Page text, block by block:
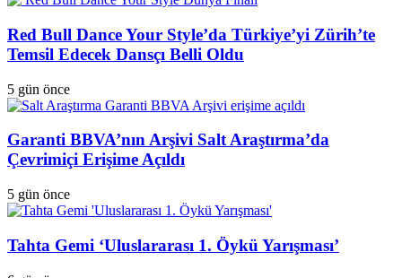
Red Bull Dance Your Style’da Türkiye’yi Zürih’te
Temsil Edecek Dansçı Belli Oldu
5 gün önce
Garanti BBVA’nın Arşivi Salt Araştırma’da
Çevrimiçi Erişime Açıldı
5 gün önce
Tahta Gemi ‘Uluslararası 1. Öykü Yarışması’